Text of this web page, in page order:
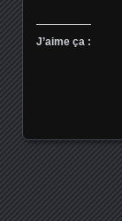
J’aime ça :